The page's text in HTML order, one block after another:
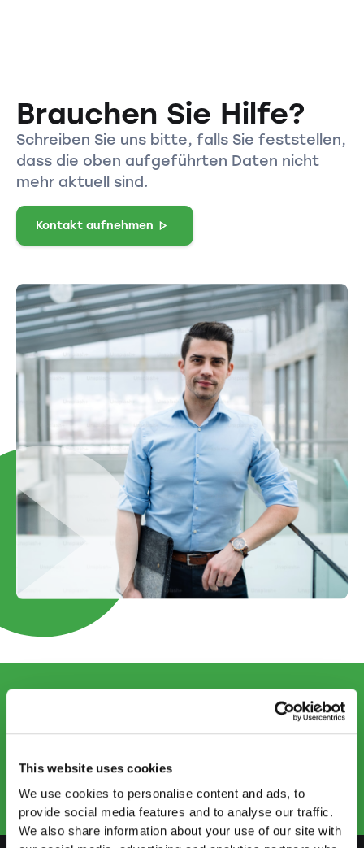
This website uses cookies
We use cookies to personalise content and ads, to
provide social media features and to analyse our traffic.
We also share information about your use of our site with
Brauchen Sie Hilfe?
Schreiben Sie uns bitte, falls Sie feststellen,
dass die oben aufgeführten Daten nicht
mehr aktuell sind.
Kontakt aufnehmen
Termin buchen